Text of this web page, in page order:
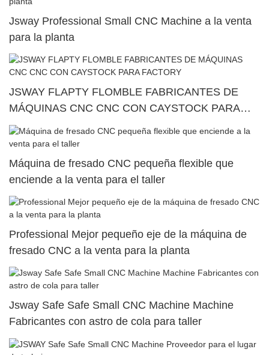
Jsway Professional Small CNC Machine a la venta
para la planta
JSWAY FLAPTY FLOMBLE FABRICANTES DE
MÁQUINAS CNC CNC CON CAYSTOCK PARA
FACTORY
Máquina de fresado CNC pequeña flexible que
enciende a la venta para el taller
Professional Mejor pequeño eje de la máquina de
fresado CNC a la venta para la planta
Jsway Safe Safe Small CNC Machine Machine
Fabricantes con astro de cola para taller